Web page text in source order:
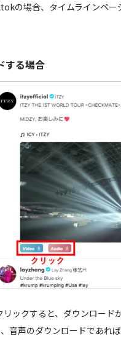
の場合、タイムラインペー
する場合
ックすると、ダウンロード
音声のダウンロードであれ